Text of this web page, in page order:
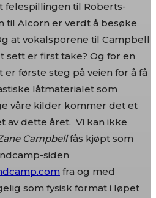
felespillingen til Roberts-
til Alcorn er verdt å besøke
at vokalsporene til Campbell
sett er first take? Og for en
første steg på veien for å få
låtmaterialet som
våre kilder kommer det et
av dette året. Vi kan ikke
Campbellfås kjøpt som
siden
fra og med
som fysisk format i løpet